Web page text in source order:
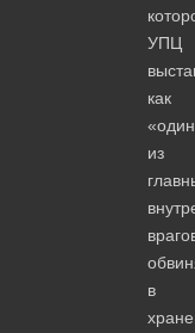
УПЦ
как
«один
из
в